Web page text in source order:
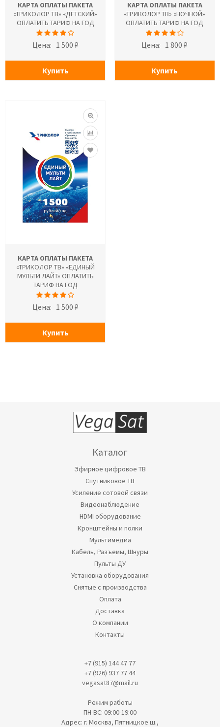
КАРТА ОПЛАТЫ ПАКЕТА
«ТРИКОЛОР ТВ» «ДЕТСКИЙ»
ОПЛАТИТЬ ТАРИФ НА ГОД
Цена: 1 500 ₽
Купить
КАРТА ОПЛАТЫ ПАКЕТА
«ТРИКОЛОР ТВ» «НОЧНОЙ»
ОПЛАТИТЬ ТАРИФ НА ГОД
Цена: 1 800 ₽
Купить
КАРТА ОПЛАТЫ ПАКЕТА
«ТРИКОЛОР ТВ» «ЕДИНЫЙ
МУЛЬТИ ЛАЙТ» ОПЛАТИТЬ
ТАРИФ НА ГОД
Цена: 1 500 ₽
Купить
Каталог
Эфирное цифровое ТВ
Спутниковое ТВ
Усиление сотовой связи
Видеонаблюдение
HDMI оборудование
Кронштейны и полки
Мультимедиа
Кабель, Разъемы, Шнуры
Пульты ДУ
Установка оборудования
Снятые с производства
Оплата
Доставка
О компании
Контакты
+7 (915) 144 47 77
+7 (926) 937 77 44
vegasat87@mail.ru
Режим работы
ПН-ВС: 09:00-19:00
Адрес: г. Москва, Пятницкое ш.,